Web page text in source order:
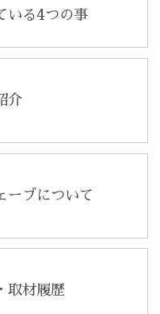
いる4つの事
介
ーブについて
取材履歴